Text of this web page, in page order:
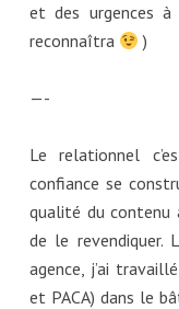
et des urgences
reconnaîtra
)
—-
Le relationnel
confiance se
qualité du contenu
de le revendiquer.
agence, j’ai
et PACA) dans le